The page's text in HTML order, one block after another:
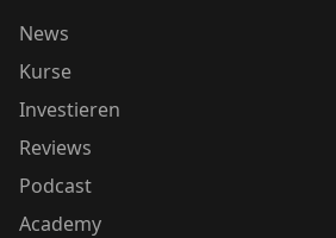
News
Kurse
Investieren
Reviews
Podcast
Academy